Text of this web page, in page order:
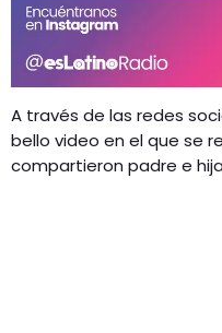
A través de las redes
bello video en el que se
compartieron padre e